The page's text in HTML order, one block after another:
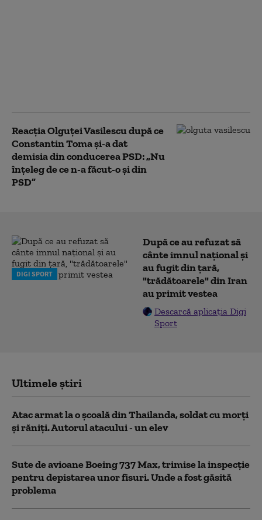
Reacția Olguţei Vasilescu după ce
Constantin Toma și-a dat
demisia din conducerea PSD: „Nu
înțeleg de ce n-a făcut-o și din
PSD”
DIGI SPORT
După ce au refuzat să
cânte imnul naţional şi
au fugit din ţară,
"trădătoarele" din Iran
au primit vestea
Descarcă aplicația Digi
Sport
Ultimele știri
Atac armat la o şcoală din Thailanda, soldat cu morţi
şi răniţi. Autorul atacului - un elev
Sute de avioane Boeing 737 Max, trimise la inspecție
pentru depistarea unor fisuri. Unde a fost găsită
problema